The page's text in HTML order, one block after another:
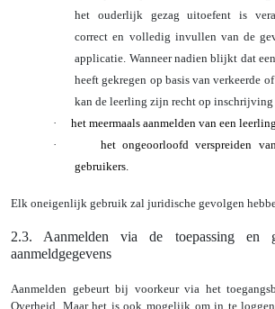
het ouderlijk gezag uitoefent is
correct en volledig invullen van de
applicatie. Wanneer nadien blijkt dat
heeft gekregen op basis van verkeerde
kan de leerling zijn recht op inschrijving
·
het meermaals aanmelden van een
·
het ongeoorloofd verspreiden
gebruikers.
Elk oneigenlijk gebruik zal juridische gevolgen
2.3. Aanmelden via de toepassing en
aanmeldgegevens
Aanmelden gebeurt bij voorkeur via het
Overheid. Maar het is ook mogelijk om in te